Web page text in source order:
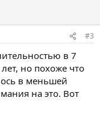
#3
в 7
но похоже что
в меньшей
на это. Вот